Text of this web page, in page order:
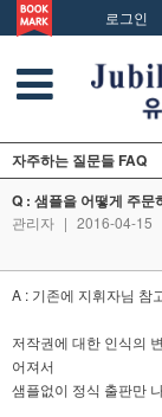
로그인
자주하는 질문들 FAQ
Q : 샘플을 어떻게 주문
관리자 | 2016-04-15
A : 기존에 지휘자님 참
저작권에 대한 인식의
어져서
샘플없이 정식 출판만